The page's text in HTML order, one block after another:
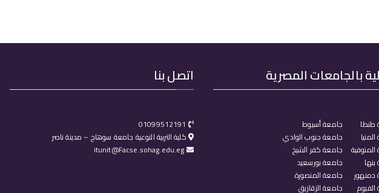
بالجامعات المصرية
طنطا
دمنهور
جامعة أسيوط
جامعة جنوب الوادي
جامعة كفر الشيخ
جامعة بورسعيد
جامعة المنصورة
جامعة الزقازيق
اتصل بنا
01099512191
كلية التربية النوعية جامعة سوهاج – مدينة ناصر